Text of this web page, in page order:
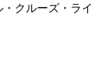
・クルーズ・ライ